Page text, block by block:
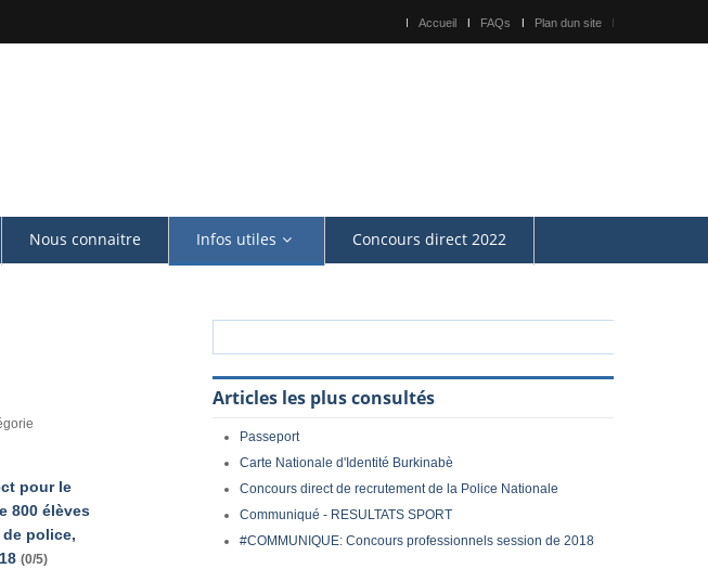
Accueil FAQs Plan dun site
Nous connaitre Infos utiles Concours direct 2022
pour le
800 élèves
police,
(0/5)
Articles les plus consultés
Passeport
Carte Nationale d'Identité Burkinabè
Concours direct de recrutement de la Police Nationale
Communiqué - RESULTATS SPORT
#COMMUNIQUE: Concours professionnels session de 2018